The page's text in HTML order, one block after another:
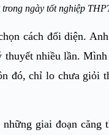
ngày tốt nghiệp
cách đối diện.
nhiều lần.
đó, chỉ lo chưa giỏi
giai đoạn căng